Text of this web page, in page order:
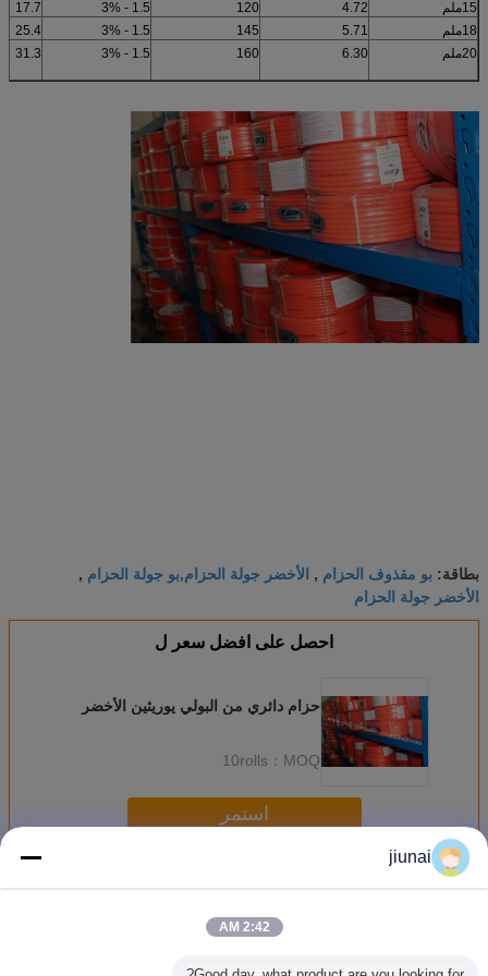
15ملم
4.72
120
1.5 - 3%
17.7
18ملم
5.71
145
1.5 - 3%
25.4
20ملم
6.30
160
1.5 - 3%
31.3
بطاقة: بو مقذوف الحزام , الأخضر جولة الحزام,بو جولة الحزام ,
الأخضر جولة الحزام
احصل على افضل سعر ل
حزام دائري من البولي يوريثين الأخضر
MOQ：
10rolls
استمر
أكثرالبولي يوريثين جولة حزام
jiunai
2:42 AM